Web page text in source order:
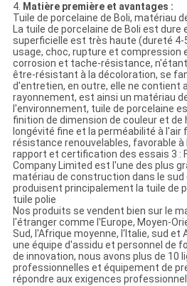
4. Matière première et avantages :
Tuile de porcelaine de Boli, matériau
La tuile de porcelaine de Boli est dure
superficielle est très haute (dureté
usage, choc, rupture et compression
corrosion et tache-résistance,
être-résistant à la décoloration, se
d'entretien, en outre, elle ne contient
rayonnement, est ainsi un matériau
l'environnement, tuile de porcelaine
finition de dimension de couleur et
longévité fine et la perméabilité à l'air
résistance renouvelables, favorable
rapport et certification des essais 3 :
Company Limited est l'une des plus
matériau de construction dans le sud
produisent principalement la tuile de
tuile polie
Nos produits se vendent bien sur le
l'étranger comme l'Europe, Moyen-
Sud, l'Afrique moyenne, l'Italie, sud et
une équipe d'assidu et personnel de
de innovation, nous avons plus de 10
professionnelles et équipement de
répondre aux exigences